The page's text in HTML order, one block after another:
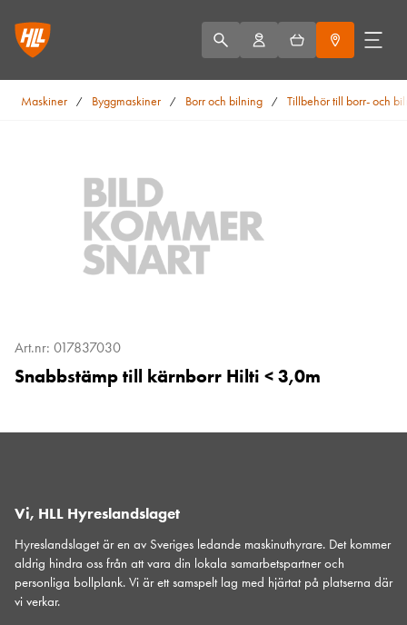
Maskiner / Byggmaskiner / Borr och bilning / Tillbehör till borr- och
Art.nr: 017837030
Snabbstämp till kärnborr Hilti < 3,0m
Vi, HLL Hyreslandslaget
Hyreslandslaget är en av Sveriges ledande maskinuthyrare. Det kommer
aldrig hindra oss från att vara din lokala samarbetspartner och
personliga bollplank. Vi är ett samspelt lag med hjärtat på platserna där
vi verkar.